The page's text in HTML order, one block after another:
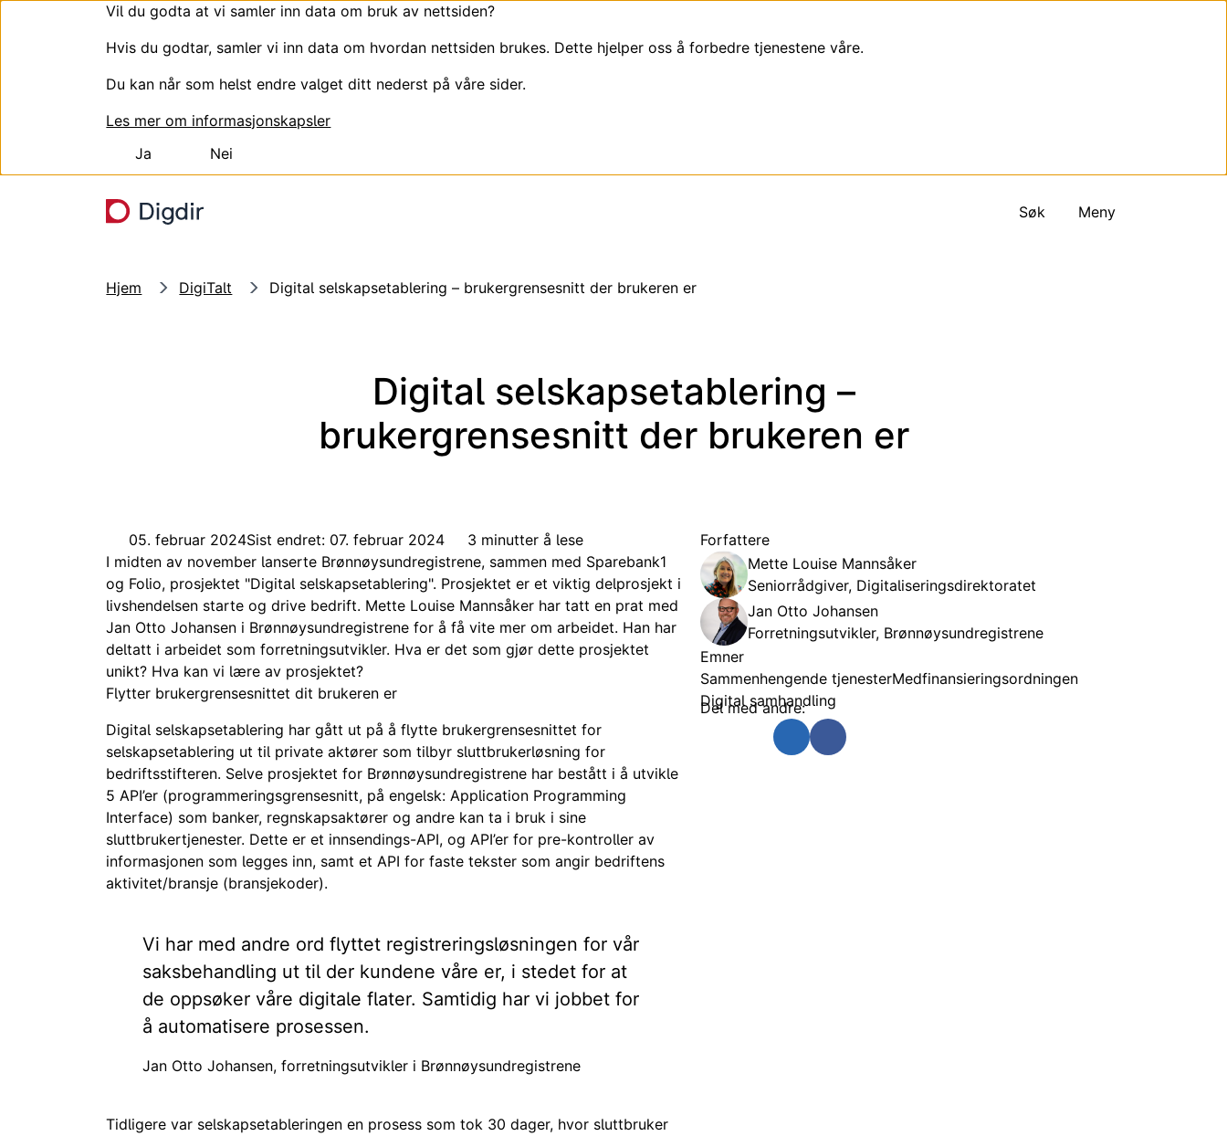
Vil du godta at vi samler inn data om bruk av nettsiden?
Hvis du godtar, samler vi inn data om hvordan nettsiden brukes. Dette hjelper oss å forbedre tjenestene våre.
Du kan når som helst endre valget ditt nederst på våre sider.
Les mer om informasjonskapsler
Ja
Nei
Søk
Meny
Hjem DigiTalt Digital selskapsetablering – brukergrensesnitt der brukeren er
Digital selskapsetablering –
brukergrensesnitt der brukeren er
05. februar 2024Sist endret: 07. februar 2024
3 minutter å lese
I midten av november lanserte Brønnøysundregistrene, sammen med Sparebank1
og Folio, prosjektet "Digital selskapsetablering". Prosjektet er et viktig delprosjekt i
livshendelsen starte og drive bedrift. Mette Louise Mannsåker har tatt en prat med
Jan Otto Johansen i Brønnøysundregistrene for å få vite mer om arbeidet. Han har
deltatt i arbeidet som forretningsutvikler. Hva er det som gjør dette prosjektet
unikt? Hva kan vi lære av prosjektet?
Flytter brukergrensesnittet dit brukeren er
Digital selskapsetablering har gått ut på å flytte brukergrensesnittet for
selskapsetablering ut til private aktører som tilbyr sluttbrukerløsning for
bedriftsstifteren. Selve prosjektet for Brønnøysundregistrene har bestått i å utvikle
5 API’er (programmeringsgrensesnitt, på engelsk: Application Programming
Interface) som banker, regnskapsaktører og andre kan ta i bruk i sine
sluttbrukertjenester. Dette er et innsendings-API, og API’er for pre-kontroller av
informasjonen som legges inn, samt et API for faste tekster som angir bedriftens
aktivitet/bransje (bransjekoder).
Vi har med andre ord flyttet registreringsløsningen for vår
saksbehandling ut til der kundene våre er, i stedet for at
de oppsøker våre digitale flater. Samtidig har vi jobbet for
å automatisere prosessen.
Jan Otto Johansen, forretningsutvikler i Brønnøysundregistrene
Tidligere var selskapsetableringen en prosess som tok 30 dager, hvor sluttbruker
Forfattere
Mette Louise Mannsåker
Seniorrådgiver, Digitaliseringsdirektoratet
Jan Otto Johansen
Forretningsutvikler, Brønnøysundregistrene
Emner
Sammenhengende tjenesterMedfinansieringsordningen
Digital samhandling
Del med andre:
Send som e-post
Del på TwitterDel på Linkedin
Del på Facebook